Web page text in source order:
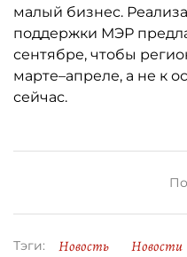
малый бизнес.
поддержки МЭР
сентябре, чтобы
марте–апреле, а не к
сейчас.
Тэги: Новость Новости